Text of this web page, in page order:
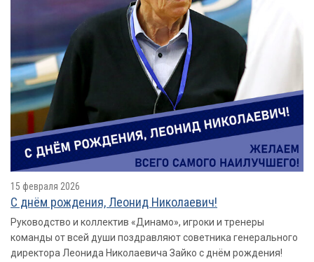
15 февраля 2026
С днём рождения, Леонид Николаевич!
Руководство и коллектив «Динамо», игроки и тренеры
команды от всей души поздравляют советника генерального
директора Леонида Николаевича Зайко с днём рождения!